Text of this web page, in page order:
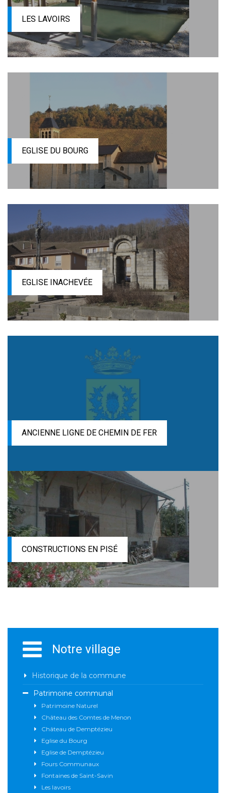
LES LAVOIRS
EGLISE DU BOURG
EGLISE INACHEVÉE
ANCIENNE LIGNE DE CHEMIN DE FER
CONSTRUCTIONS EN PISÉ
Notre village
Historique de la commune
Patrimoine communal
Patrimoine Naturel
Château des Comtes de Menon
Château de Demptézieu
Eglise du Bourg
Eglise de Demptézieu
Fours Communaux
Fontaines de Saint-Savin
Les lavoirs